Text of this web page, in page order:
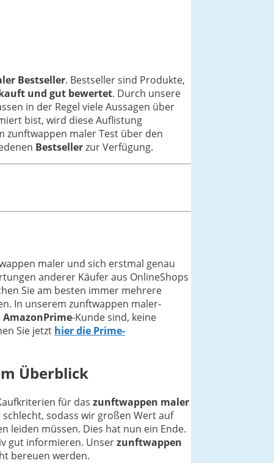
Bestseller. Bestseller sind Produkte,
und gut bewertet. Durch unsere
in der Regel viele Aussagen über
bist, wird diese Auflistung
zunftwappen maler Test über den
Bestsellerzur Verfügung.
maler und sich erstmal genau
anderer Käufer aus OnlineShops
Sie am besten immer mehrere
In unserem zunftwappen maler-
AmazonPrime-Kunde sind, keine
Sie jetzt hier die Prime-
Überblick
für das zunftwappen maler
sodass wir großen Wert auf
leiden müssen. Dies hat nun ein Ende.
gut informieren. Unserzunftwappen
bereuen werden.